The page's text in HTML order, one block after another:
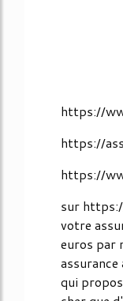
https://
https://
https://
sur
votre
euros par
qui